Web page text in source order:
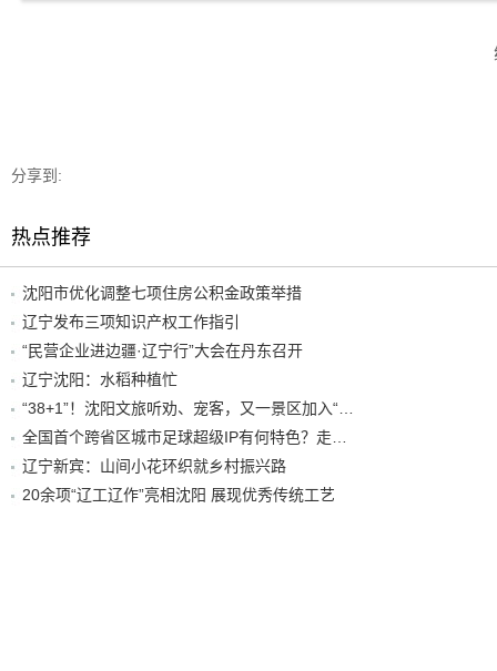
分享到:
热点推荐
沈阳市优化调整七项住房公积金政策举措
辽宁发布三项知识产权工作指引
“民营企业进边疆·辽宁行”大会在丹东召开
辽宁沈阳：水稻种植忙
辽宁新宾：山间小花环织就乡村振兴路
20余项“辽工辽作”亮相沈阳 展现优秀传统工艺